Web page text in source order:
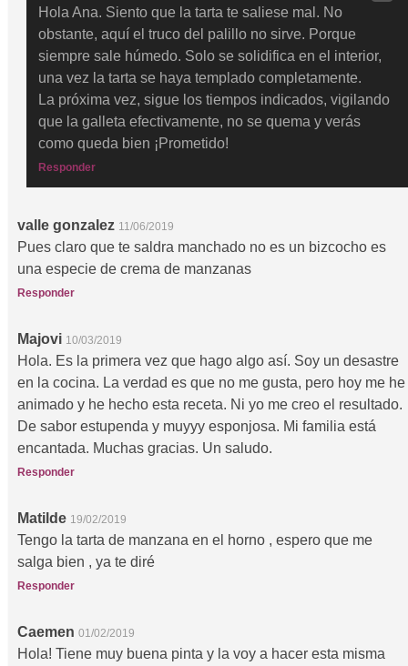
Hola Ana. Siento que la tarta te saliese mal. No
obstante, aquí el truco del palillo no sirve. Porque
siempre sale húmedo. Solo se solidifica en el interior,
una vez la tarta se haya templado completamente.
La próxima vez, sigue los tiempos indicados, vigilando
que la galleta efectivamente, no se quema y verás
como queda bien ¡Prometido!
Responder
valle gonzalez 11/06/2019
Pues claro que te saldra manchado no es un bizcocho es
una especie de crema de manzanas
Responder
Majovi 10/03/2019
Hola. Es la primera vez que hago algo así. Soy un desastre
en la cocina. La verdad es que no me gusta, pero hoy me he
animado y he hecho esta receta. Ni yo me creo el resultado.
De sabor estupenda y muyyy esponjosa. Mi familia está
encantada. Muchas gracias. Un saludo.
Responder
Matilde 19/02/2019
Tengo la tarta de manzana en el horno , espero que me
salga bien , ya te diré
Responder
Caemen 01/02/2019
Hola! Tiene muy buena pinta y la voy a hacer esta misma